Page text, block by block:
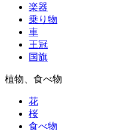
楽器
乗り物
車
王冠
国旗
植物、食べ物
花
桜
食べ物